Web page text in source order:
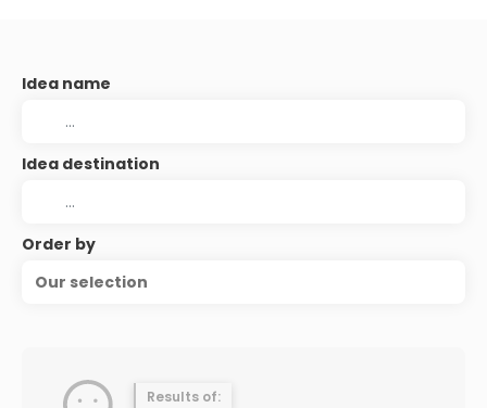
Idea name
Idea destination
Order by
Our selection
Results of: